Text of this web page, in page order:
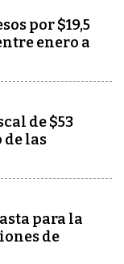
por $19,5
enero a
de $53
las
para la
de